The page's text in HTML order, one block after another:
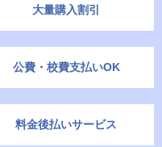
大量購入割引
公費・校費支払いOK
料金後払いサービス